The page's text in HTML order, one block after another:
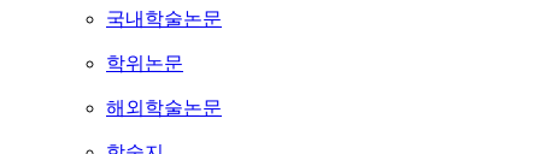
국내학술논문
학위논문
해외학술논문